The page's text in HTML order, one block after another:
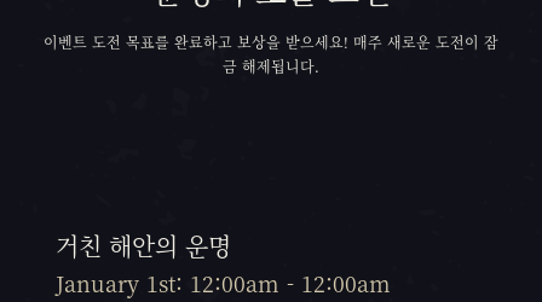
이벤트 도전 목표를 완료하고 보상을 받으세요! 매주 새로운 도전이 잠
금 해제됩니다.
거친 해안의 운명
January 1st: 12:00am - 12:00am